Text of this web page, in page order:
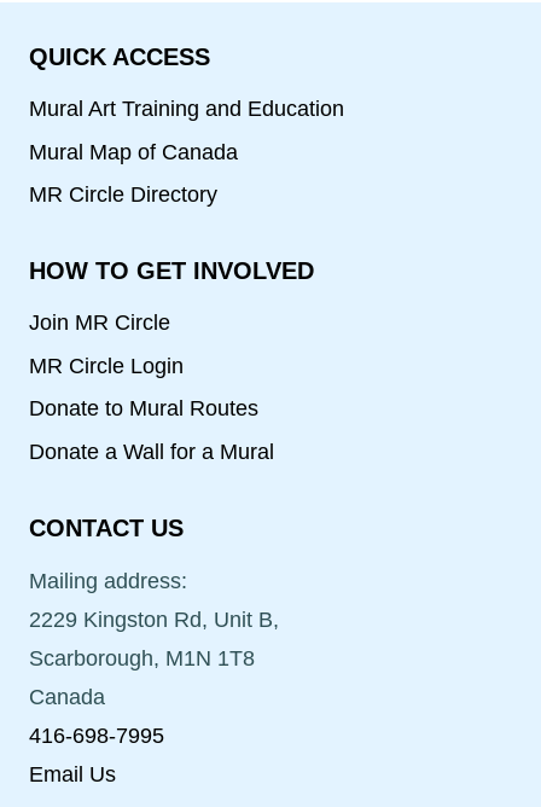
QUICK ACCESS
Mural Art Training and Education
Mural Map of Canada
MR Circle Directory
HOW TO GET INVOLVED
Join MR Circle
MR Circle Login
Donate to Mural Routes
Donate a Wall for a Mural
CONTACT US
Mailing address:
2229 Kingston Rd, Unit B,
Scarborough, M1N 1T8
Canada
416-698-7995
Email Us